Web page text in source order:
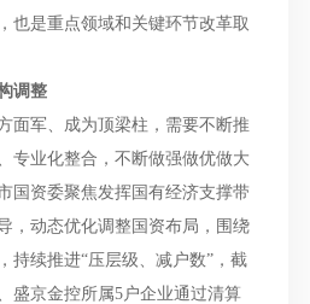
也是重点领域和关键环节改革取
调整
军、成为顶梁柱，需要不断推
专业化整合，不断做强做优做大
国资委聚焦发挥国有经济支撑带
，动态优化调整国资布局，围绕
持续推进“压层级、减户数”，截
盛京金控所属5户企业通过清算